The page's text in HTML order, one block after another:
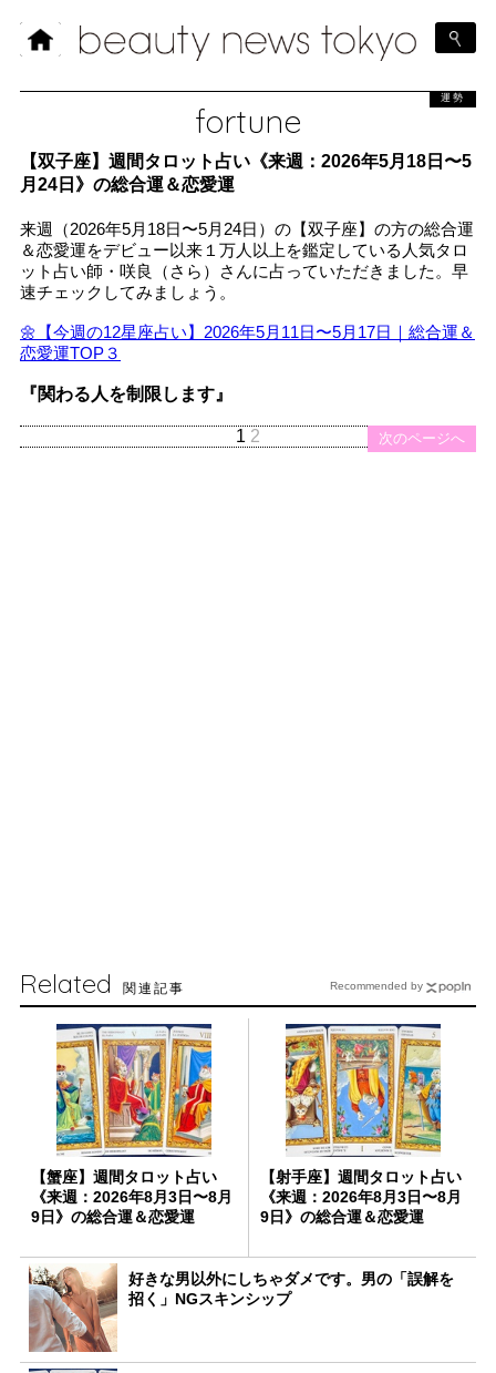
fortune
運勢
【双子座】週間タロット占い《来週：2026年5月18日〜5
月24日》の総合運＆恋愛運
来週（2026年5月18日〜5月24日）の【双子座】の方の総合運
＆恋愛運をデビュー以来１万人以上を鑑定している人気タロ
ット占い師・咲良（さら）さんに占っていただきました。早
速チェックしてみましょう。
🌼【今週の12星座占い】2026年5月11日〜5月17日｜総合運＆
恋愛運TOP３
『関わる人を制限します』
次のページへ
1 2
Related 関連記事
【蟹座】週間タロット占い
《来週：2026年8月3日〜8月
9日》の総合運＆恋愛運
【射手座】週間タロット占い
《来週：2026年8月3日〜8月
9日》の総合運＆恋愛運
好きな男以外にしちゃダメです。男の「誤解を
招く」NGスキンシップ
Recommended by